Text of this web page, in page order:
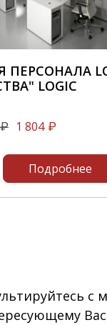
ПЕРСОНАЛА
LOGIC
₽ 1 804 ₽
Подробнее
с